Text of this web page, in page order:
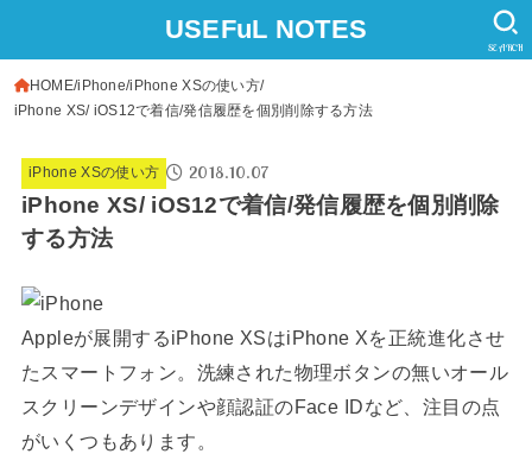
USEFuL NOTES
SEARCH
HOME iPhone iPhone XSの使い方
iPhone XS/ iOS12で着信/発信履歴を個別削除する方法
iPhone XSの使い方 2018.10.07
iPhone XS/ iOS12で着信/発信履歴を個別削除
する方法
Appleが展開するiPhone XSはiPhone Xを正統進化させ
たスマートフォン。洗練された物理ボタンの無いオール
スクリーンデザインや顔認証のFace IDなど、注目の点
がいくつもあります。